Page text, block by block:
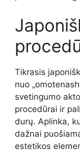
Tikrasis
nuo
svetingumo
procedūrai ir
durų. Aplinka,
dažnai
estetikos